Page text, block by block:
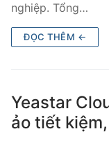
nghiệp. Tổng…
ĐỌC THÊM ←
Yeastar
ảo tiết